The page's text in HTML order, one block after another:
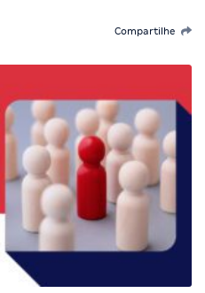
Compartilhe